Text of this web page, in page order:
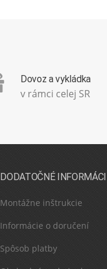
Dovoz a vykládka
v rámci celej SR
DODATOČNÉ
Montážne inštrukcie
Informácie o doručení
Spôsob platby